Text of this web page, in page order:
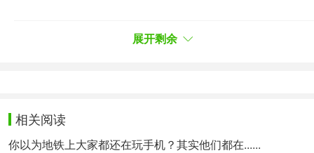
日语语法大全 日语语法辨析
展开剩余
相关阅读
你以为地铁上大家都还在玩手机？其实他们都在......